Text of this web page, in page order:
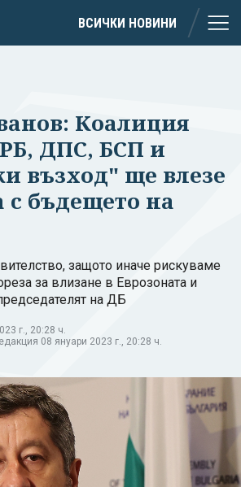
ВСИЧКИ НОВИНИ
Коалиция
ДПС, БСП и
възход" ще влезе
с бъдещето на
защото иначе рискуваме
за влизане в Еврозоната и
на ДБ
г., 20:28 ч.
08 януари 2023 г., 20:28 ч.